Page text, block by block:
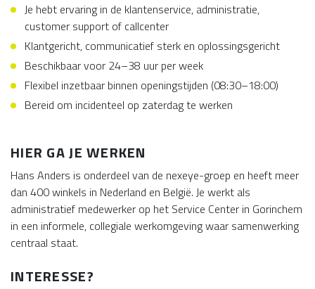
Je hebt ervaring in de klantenservice, administratie,
customer support of callcenter
Klantgericht, communicatief sterk en oplossingsgericht
Beschikbaar voor 24–38 uur per week
Flexibel inzetbaar binnen openingstijden (08:30–18:00)
Bereid om incidenteel op zaterdag te werken
HIER GA JE WERKEN
Hans Anders is onderdeel van de nexeye-groep en heeft meer
dan 400 winkels in Nederland en België. Je werkt als
administratief medewerker op het Service Center in Gorinchem
in een informele, collegiale werkomgeving waar samenwerking
centraal staat.
INTERESSE?